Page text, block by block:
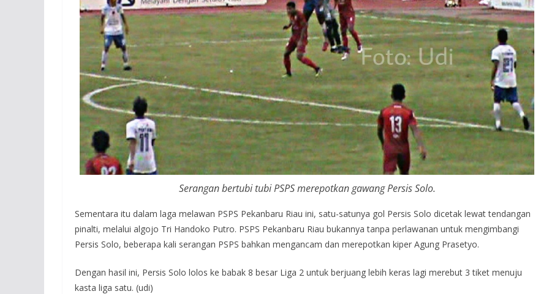
Serangan bertubi tubi PSPS merepotkan gawang Persis Solo.
Sementara itu dalam laga melawan PSPS Pekanbaru Riau ini, satu-satunya gol Persis Solo dicetak lewat tendangan
pinalti, melalui algojo Tri Handoko Putro. PSPS Pekanbaru Riau bukannya tanpa perlawanan untuk mengimbangi
Persis Solo, beberapa kali serangan PSPS bahkan mengancam dan merepotkan kiper Agung Prasetyo.
Dengan hasil ini, Persis Solo lolos ke babak 8 besar Liga 2 untuk berjuang lebih keras lagi merebut 3 tiket menuju
kasta liga satu. (udi)